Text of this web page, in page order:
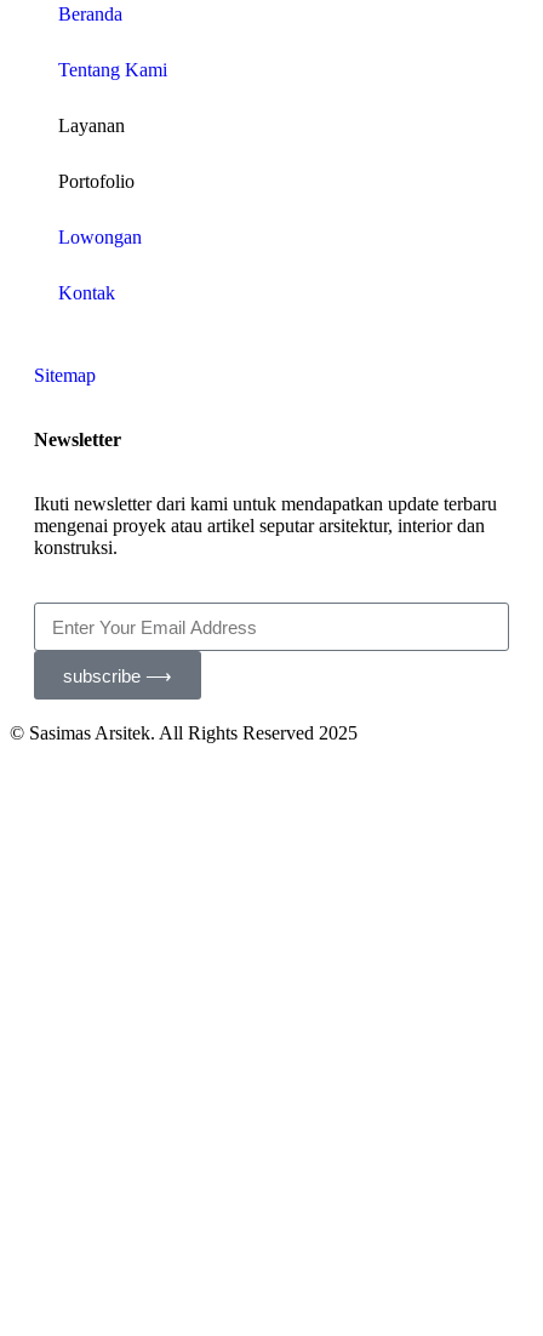
Beranda
Tentang Kami
Layanan
Portofolio
Lowongan
Kontak
Sitemap
Newsletter
Ikuti newsletter dari kami untuk mendapatkan update terbaru
mengenai proyek atau artikel seputar arsitektur, interior dan
konstruksi.
subscribe ⟶
© Sasimas Arsitek. All Rights Reserved 2025